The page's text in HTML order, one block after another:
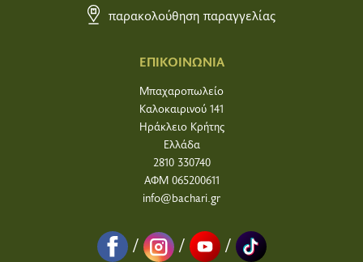
ΕΠΙΚΟΙΝΩΝΙΑ
Μπαχαροπωλείο
Καλοκαιρινού 141
Ηράκλειο Κρήτης
Ελλάδα
2810 330740
ΑΦΜ 065200611
info@bachari.gr
/ / /
παρακολούθηση παραγγελίας